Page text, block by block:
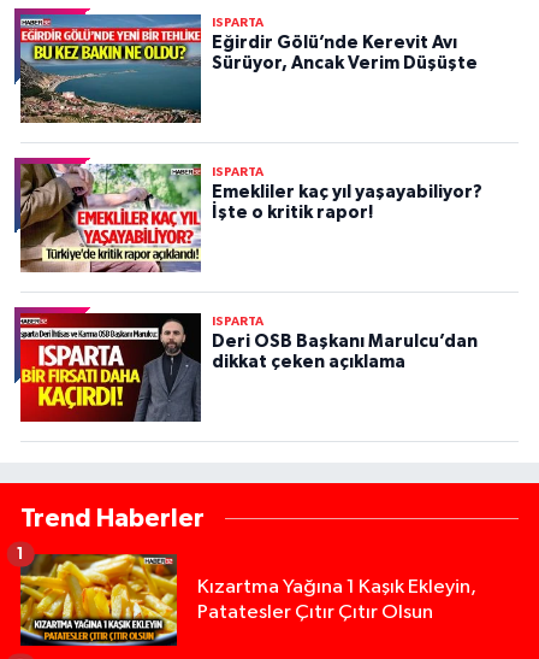
ISPARTA
Eğirdir Gölü’nde Kerevit Avı
Sürüyor, Ancak Verim Düşüşte
ISPARTA
Emekliler kaç yıl yaşayabiliyor?
İşte o kritik rapor!
ISPARTA
Deri OSB Başkanı Marulcu’dan
dikkat çeken açıklama
Trend Haberler
Kızartma Yağına 1 Kaşık Ekleyin,
Patatesler Çıtır Çıtır Olsun
1